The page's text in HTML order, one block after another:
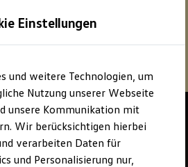
6.000 € 1
VolkswagenID. oder
Einstellungen
und weitere Technologien, um
Nutzung unserer Webseite
unsere Kommunikation mit
Wir berücksichtigen hierbei
verarbeiten Daten für
und Personalisierung nur,